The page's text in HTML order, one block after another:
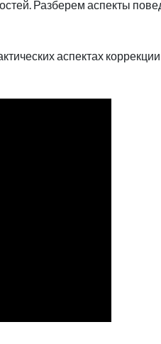
Разберем аспекты
аспектах